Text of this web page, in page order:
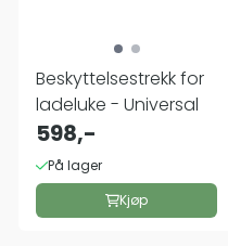
Beskyttelsestrekk for
ladeluke - Universal
598,-
På lager
Kjøp